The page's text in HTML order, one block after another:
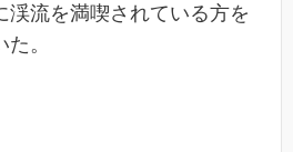
渓流を満喫されている方を
。